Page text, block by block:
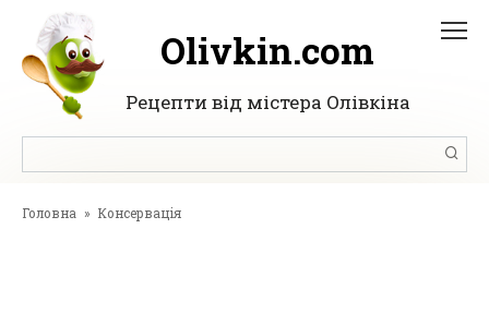
Перейти
вмісту
Olivkin.com
Рецепти від містера Олівкіна
Головна » Консервація